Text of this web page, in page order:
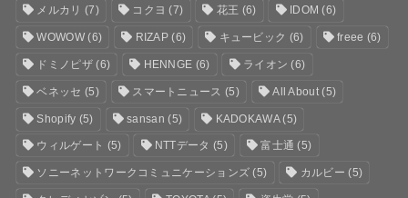
メルカリ (7) コクヨ (7) 花王 (6) IDOM (6)
WOWOW(6) RIZAP (6) キュービック (6) freee (6)
ドミノピザ(6) HENNGE (6) ライオン (6)
ベネッセ (5) スマートニュース (5) All About(5)
Shopify (5) sansan (5) KADOKAWA(5)
ウィルゲート (5) NTTデータ (5) 富士通 (5)
ソニーネットワークコミュニケーションズ (5) カルビー (5)